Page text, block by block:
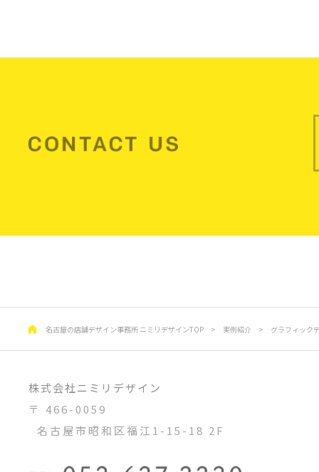
名古屋の店舗デザイン事務所 ニミリデザインTOP > 実例紹介 > グラフィック
株式会社ニミリデザイン
〒 466-0059
名古屋市昭和区福江1-15-18 2F